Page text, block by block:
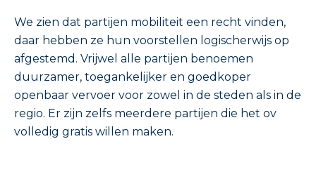
We zien dat partijen mobiliteit een recht vinden,
daar hebben ze hun voorstellen logischerwijs op
afgestemd. Vrijwel alle partijen benoemen
duurzamer, toegankelijker en goedkoper
openbaar vervoer voor zowel in de steden als in de
regio. Er zijn zelfs meerdere partijen die het ov
volledig gratis willen maken.